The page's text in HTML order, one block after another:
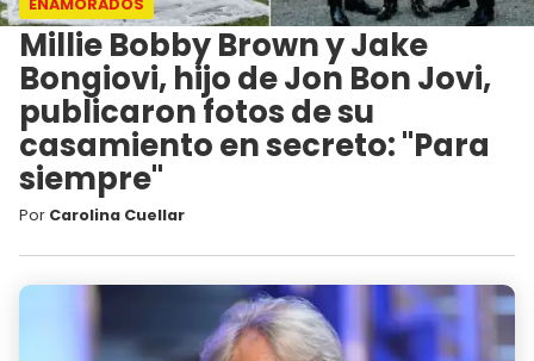
ENAMORADOS
Millie Bobby Brown y Jake
Bongiovi, hijo de Jon Bon Jovi,
publicaron fotos de su
casamiento en secreto: "Para
siempre"
Por Carolina Cuellar